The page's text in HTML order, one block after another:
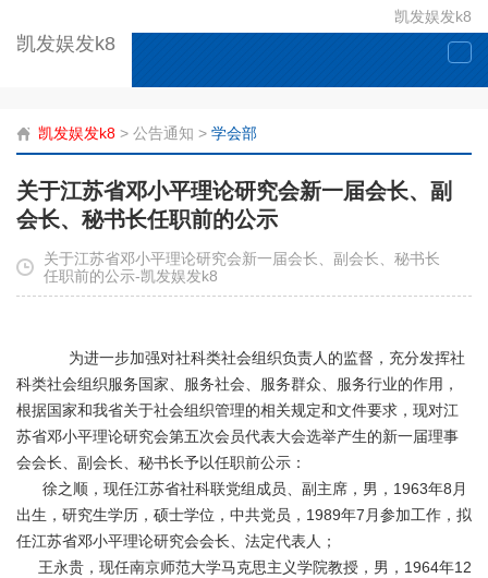
凯发娱发k8
凯发娱发k8
凯发娱发k8 > 公告通知 > 学会部
关于江苏省邓小平理论研究会新一届会长、副
会长、秘书长任职前的公示
关于江苏省邓小平理论研究会新一届会长、副会长、秘书长
任职前的公示-凯发娱发k8
为进一步加强对社科类社会组织负责人的监督，充分发挥社
科类社会组织服务国家、服务社会、服务群众、服务行业的作用，
根据国家和我省关于社会组织管理的相关规定和文件要求，现对江
苏省邓小平理论研究会第五次会员代表大会选举产生的新一届理事
会会长、副会长、秘书长予以任职前公示：
徐之顺，现任江苏省社科联党组成员、副主席，男，1963年8月
出生，研究生学历，硕士学位，中共党员，1989年7月参加工作，拟
任江苏省邓小平理论研究会会长、法定代表人；
王永贵，现任南京师范大学马克思主义学院教授，男，1964年12